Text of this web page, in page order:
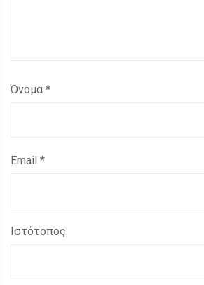
Όνομα *
Email *
Ιστότοπος